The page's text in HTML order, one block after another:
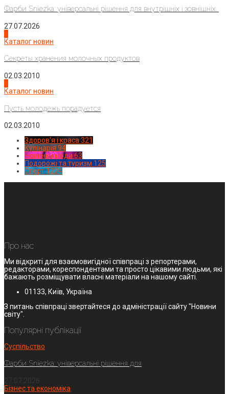
Фарби Sniezka: універсальні рішення для внутрішніх і зовнішніх...
27.07.2026
Каталог новин
Секреты хранения молочных продуктов
02.03.2010
Каталог новин
Пусть молодежь порадуется
02.03.2010
Здоров'я і краса 321
Кулінарія 94
Новинки моди 63
Подорожі та туризм 125
Спорт1224
Про нас
Ми відкриті для взаємовигідної співпраці з репортерами,
редакторами, кореспондентами та просто цікавими людьми, які
бажають розміщувати власні матеріали на нашому сайті.
01133, Київ, Україна
З питань співпраці звертайтеся до адміністрації сайту "Новини
світу".
Популярні публікації
Суспільство
Фарби Sniezka: універсальні рішення для
Бізнес та економіка